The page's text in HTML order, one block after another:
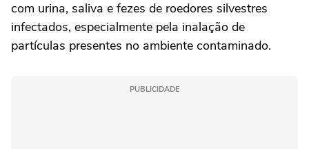
com urina, saliva e fezes de roedores silvestres
infectados, especialmente pela inalação de
partículas presentes no ambiente contaminado.
PUBLICIDADE